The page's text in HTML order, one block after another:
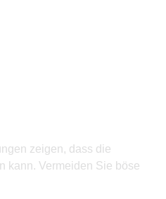
zeigen, dass die
kann. Vermeiden Sie böse